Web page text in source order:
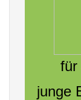
für
junge